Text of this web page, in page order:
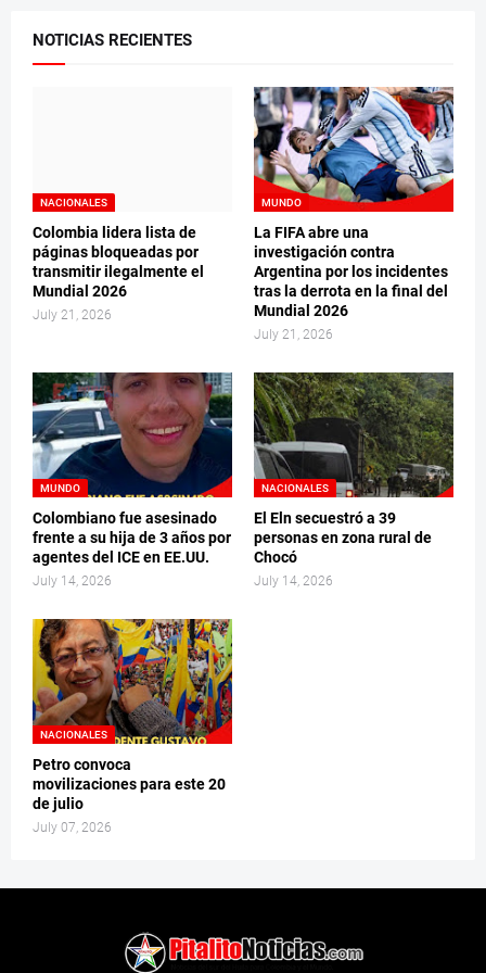
NOTICIAS RECIENTES
NACIONALES
Colombia lidera lista de
páginas bloqueadas por
transmitir ilegalmente el
Mundial 2026
July 21, 2026
MUNDO
La FIFA abre una
investigación contra
Argentina por los incidentes
tras la derrota en la final del
Mundial 2026
July 21, 2026
MUNDO
Colombiano fue asesinado
frente a su hija de 3 años por
agentes del ICE en EE.UU.
July 14, 2026
NACIONALES
El Eln secuestró a 39
personas en zona rural de
Chocó
July 14, 2026
NACIONALES
Petro convoca
movilizaciones para este 20
de julio
July 07, 2026